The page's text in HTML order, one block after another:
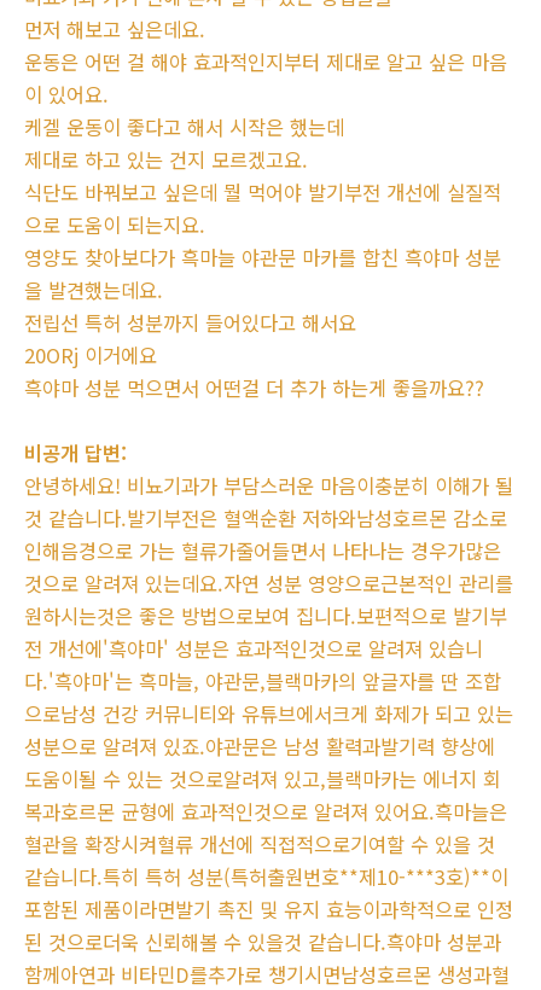
먼저 해보고 싶은데요.
운동은 어떤 걸 해야 효과적인지부터 제대로 알고 싶은 마음
이 있어요.
케겔 운동이 좋다고 해서 시작은 했는데
제대로 하고 있는 건지 모르겠고요.
식단도 바꿔보고 싶은데 뭘 먹어야 발기부전 개선에 실질적
으로 도움이 되는지요.
영양도 찾아보다가 흑마늘 야관문 마카를 합친 흑야마 성분
을 발견했는데요.
전립선 특허 성분까지 들어있다고 해서요
20ORj 이거에요
흑야마 성분 먹으면서 어떤걸 더 추가 하는게 좋을까요??
비공개 답변:
안녕하세요! 비뇨기과가 부담스러운 마음이충분히 이해가 될
것 같습니다.발기부전은 혈액순환 저하와남성호르몬 감소로
인해음경으로 가는 혈류가줄어들면서 나타나는 경우가많은
것으로 알려져 있는데요.자연 성분 영양으로근본적인 관리를
원하시는것은 좋은 방법으로보여 집니다.보편적으로 발기부
전 개선에'흑야마' 성분은 효과적인것으로 알려져 있습니
다.'흑야마'는 흑마늘, 야관문,블랙마카의 앞글자를 딴 조합
으로남성 건강 커뮤니티와 유튜브에서크게 화제가 되고 있는
성분으로 알려져 있죠.야관문은 남성 활력과발기력 향상에
도움이될 수 있는 것으로알려져 있고,블랙마카는 에너지 회
복과호르몬 균형에 효과적인것으로 알려져 있어요.흑마늘은
혈관을 확장시켜혈류 개선에 직접적으로기여할 수 있을 것
같습니다.특히 특허 성분(특허출원번호**제10-***3호)**이
포함된 제품이라면발기 촉진 및 유지 효능이과학적으로 인정
된 것으로더욱 신뢰해볼 수 있을것 같습니다.흑야마 성분과
함께아연과 비타민D를추가로 챙기시면남성호르몬 생성과혈